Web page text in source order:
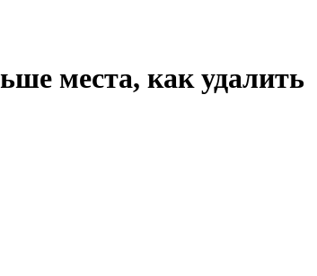
места, как удалить